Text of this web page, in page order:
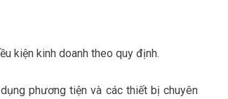
kiện kinh doanh theo quy định.
phương tiện và các thiết bị chuyên